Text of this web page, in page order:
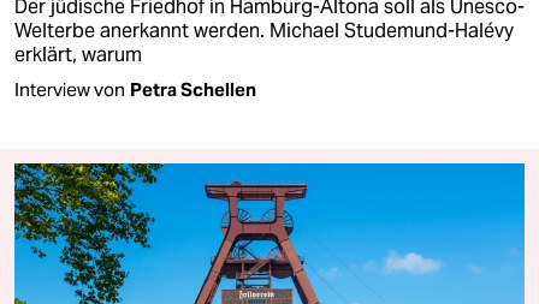
Der jüdische Friedhof in Hamburg-Altona soll als Unesco-
Welterbe anerkannt werden. Michael Studemund-Halévy
erklärt, warum
Interview von Petra Schellen